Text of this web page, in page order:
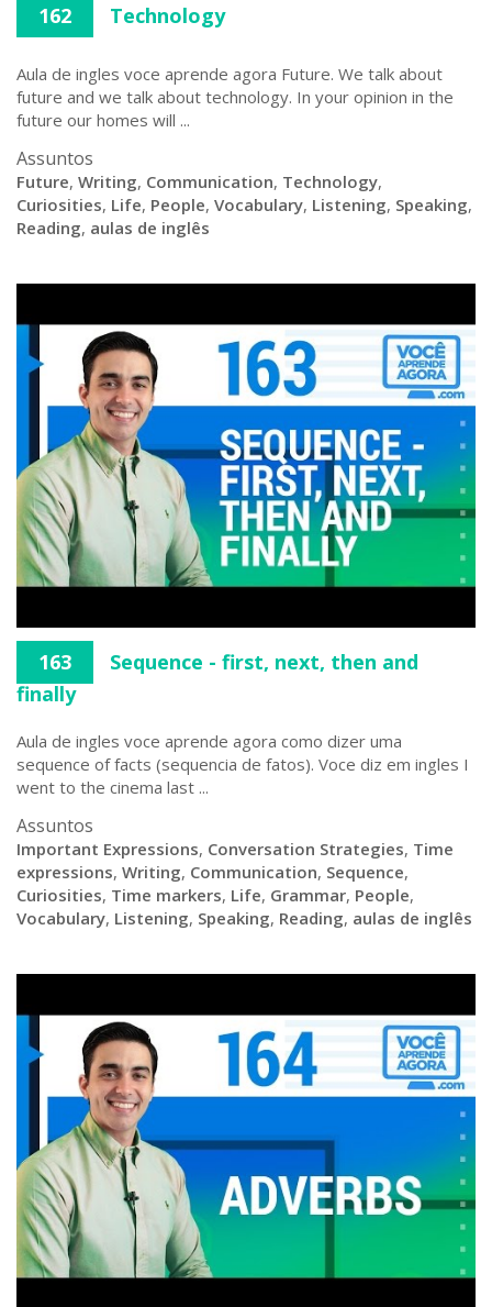
162 Technology
Aula de ingles voce aprende agora Future. We talk about
future and we talk about technology. In your opinion in the
future our homes will ...
Assuntos
Future, Writing, Communication, Technology,
Curiosities, Life, People, Vocabulary, Listening, Speaking,
Reading, aulas de inglês
163
Sequence - first, next, then and
finally
Aula de ingles voce aprende agora como dizer uma
sequence of facts (sequencia de fatos). Voce diz em ingles I
went to the cinema last ...
Assuntos
Important Expressions, Conversation Strategies, Time
expressions, Writing, Communication, Sequence,
Curiosities, Time markers, Life, Grammar, People,
Vocabulary, Listening, Speaking, Reading, aulas de inglês